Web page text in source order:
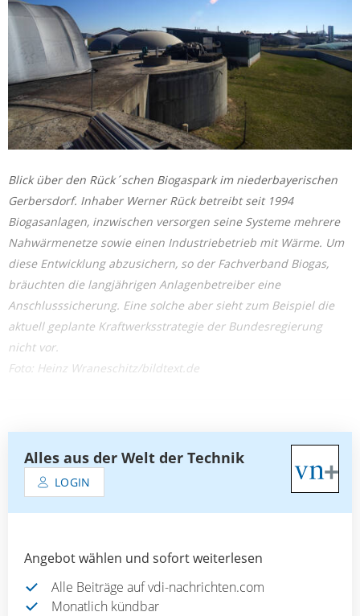
Blick über den Rück´schen Biogaspark im niederbayerischen
Gerbersdorf. Inhaber Werner Rück betreibt seit 1994
Biogasanlagen, inzwischen versorgen seine Systeme mehrere
Nahwärmenetze sowie einen Industriebetrieb mit Wärme. Um
diese Entwicklung abzusichern, so der Fachverband Biogas,
bräuchten die langjährigen Anlagenbetreiber eine
Anschlusssicherung. Eine solche aber sieht zum Beispiel die
aktuell geplante Kraftwerksstrategie der Bundesregierung
nicht vor.
Foto: Heinz Wraneschitz/bildtext.de
Alles aus der Welt der Technik
LOGIN
Angebot wählen und sofort weiterlesen
Alle Beiträge auf vdi-nachrichten.com
Monatlich kündbar